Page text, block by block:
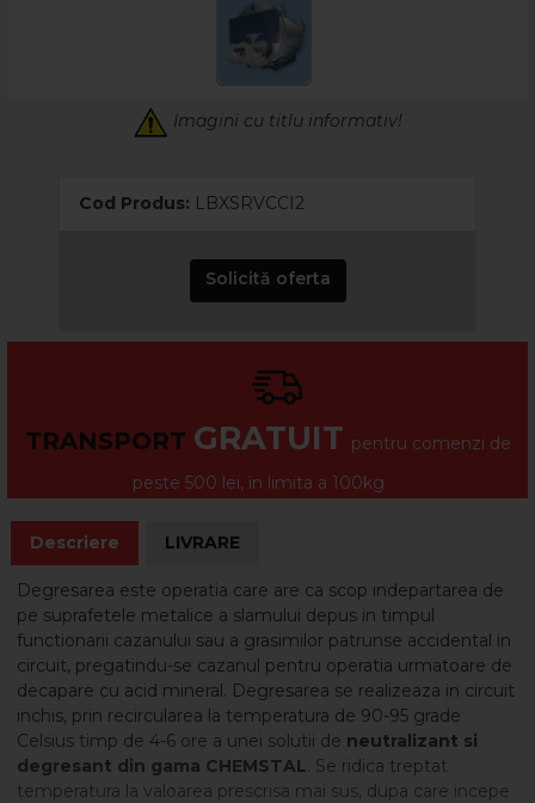
Imagini cu titlu informativ!
Cod Produs: LBXSRVCCI2
Solicită oferta
TRANSPORT GRATUIT pentru comenzi de
peste 500 lei, în limita a 100kg
Descriere LIVRARE
Degresarea este operatia care are ca scop indepartarea de
pe suprafetele metalice a slamului depus in timpul
functionarii cazanului sau a grasimilor patrunse accidental in
circuit, pregatindu-se cazanul pentru operatia urmatoare de
decapare cu acid mineral. Degresarea se realizeaza in circuit
inchis, prin recircularea la temperatura de 90-95 grade
Celsius timp de 4-6 ore a unei solutii de neutralizant si
degresant din gama CHEMSTAL. Se ridica treptat
temperatura la valoarea prescrisa mai sus, dupa care incepe